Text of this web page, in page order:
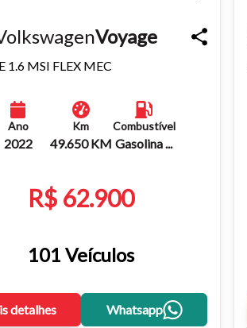
Voyage
1.6 MSI FLEX MEC
Ano
2022
Km
49.650 KM
Combustível
Gasolina ...
R$ 62.900
101 Veículos
detalhes Whatsapp